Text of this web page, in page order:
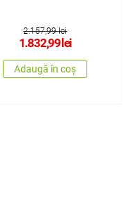
2.157,99 lei
1.832,99 lei
Adaugă în coș